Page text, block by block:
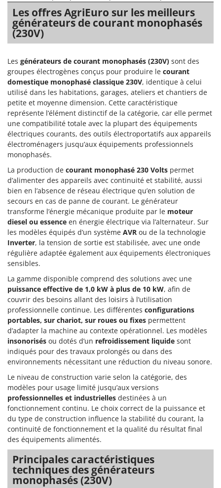
Les offres AgriEuro sur les meilleurs
générateurs de courant monophasés
(230V)
Les générateurs de courant monophasés (230V) sont des
groupes électrogènes conçus pour produire le courant
domestique monophasé classique 230V, identique à celui
utilisé dans les habitations, garages, ateliers et chantiers de
petite et moyenne dimension. Cette caractéristique
représente l’élément distinctif de la catégorie, car elle permet
une compatibilité totale avec la plupart des équipements
électriques courants, des outils électroportatifs aux appareils
électroménagers jusqu’aux équipements professionnels
monophasés.
La production de courant monophasé 230 Volts permet
d’alimenter des appareils avec continuité et stabilité, aussi
bien en l’absence de réseau électrique qu’en solution de
secours en cas de panne de courant. Le générateur
transforme l’énergie mécanique produite par le moteur
diesel ou essence en énergie électrique via l’alternateur. Sur
les modèles équipés d’un système AVR ou de la technologie
Inverter, la tension de sortie est stabilisée, avec une onde
régulière adaptée également aux équipements électroniques
sensibles.
La gamme disponible comprend des solutions avec une
puissance effective de 1,0 kW à plus de 10 kW, afin de
couvrir des besoins allant des loisirs à l’utilisation
professionnelle continue. Les différentes configurations
portables, sur chariot, sur roues ou fixes permettent
d’adapter la machine au contexte opérationnel. Les modèles
insonorisés ou dotés d’un refroidissement liquide sont
indiqués pour des travaux prolongés ou dans des
environnements nécessitant une réduction du niveau sonore.
Le niveau de construction varie selon la catégorie, des
modèles pour usage limité jusqu’aux versions
professionnelles et industrielles destinées à un
fonctionnement continu. Le choix correct de la puissance et
du type de construction influence la stabilité du courant, la
continuité de fonctionnement et la qualité du résultat final
des équipements alimentés.
Principales caractéristiques
techniques des générateurs
monophasés (230V)